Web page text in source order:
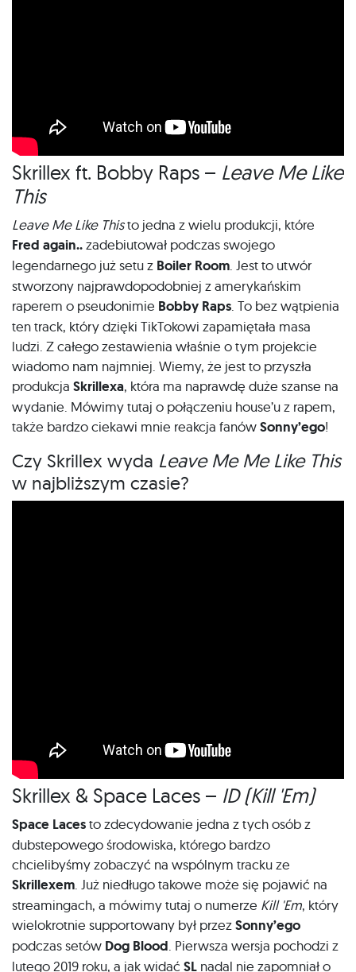
Skrillex ft. Bobby Raps – Leave Me Like
This
Leave Me Like Thisto jedna z wielu produkcji, które
Fred again..zadebiutował podczas swojego
legendarnego już setu z Boiler Room . Jest to utwór
stworzony najprawdopodobniej z amerykańskim
raperem o pseudonimie Bobby Raps . To bez wątpienia
ten track, który dzięki TikTokowi zapamiętała masa
ludzi. Z całego zestawienia właśnie o tym projekcie
wiadomo nam najmniej. Wiemy, że jest to przyszła
produkcja Skrillexa, która ma naprawdę duże szanse na
wydanie. Mówimy tutaj o połączeniu house’u z rapem,
także bardzo ciekawi mnie reakcja fanówSonny’ego!
Czy Skrillex wyda Leave Me Me Like This
w najbliższym czasie?
Skrillex & Space Laces – ID (Kill 'Em)
Space Lacesto zdecydowanie jedna z tych osób z
dubstepowego środowiska, którego bardzo
chcielibyśmy zobaczyć na wspólnym tracku ze
Skrillexem . Już niedługo takowe może się pojawić na
streamingach, a mówimy tutaj o numerze Kill 'Em, który
wielokrotnie supportowany był przezSonny’ego
podczas setów Dog Blood . Pierwsza wersja pochodzi z
lutego 2019 roku, a jak widać SL nadal nie zapomniał o